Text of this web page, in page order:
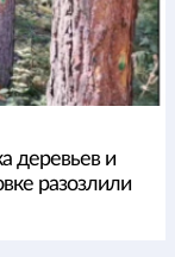
деревьев и
разозлили